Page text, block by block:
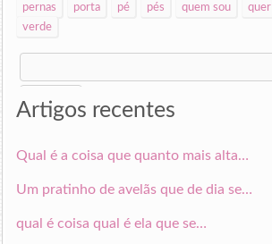
pernas
porta pé pés quem sou quer
verde
Search
for:
Artigos recentes
Qual é a coisa que quanto mais alta…
Um pratinho de avelãs que de dia se…
qual é coisa qual é ela que se…